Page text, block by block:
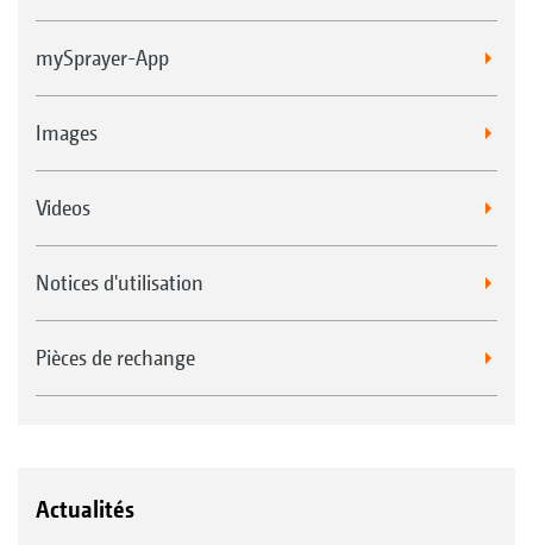
mySprayer-App
Images
Videos
Notices d'utilisation
Pièces de rechange
Actualités